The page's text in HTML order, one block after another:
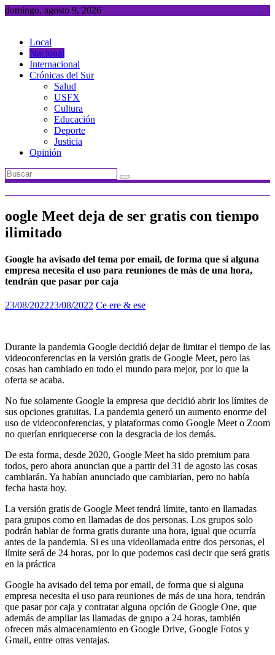
Saltar
domingo, agosto 9, 2026
Local
Nacional
Internacional
Crónicas del Sur
Salud
USFX
Cultura
Educación
Deporte
Justicia
Opinión
oogle Meet deja de ser gratis con tiempo
ilimitado
Google ha avisado del tema por email, de forma que si alguna
empresa necesita el uso para reuniones de más de una hora,
tendrán que pasar por caja
23/08/202223/08/2022 Ce ere & ese
Durante la pandemia Google decidió dejar de limitar el tiempo de las
videoconferencias en la versión gratis de Google Meet, pero las
cosas han cambiado en todo el mundo para mejor, por lo que la
oferta se acaba.
No fue solamente Google la empresa que decidió abrir los límites de
sus opciones gratuitas. La pandemia generó un aumento enorme del
uso de videoconferencias, y plataformas como Google Meet o Zoom
no querían enriquecerse con la desgracia de los demás.
De esta forma, desde 2020, Google Meet ha sido premium para
todos, pero ahora anuncian que a partir del 31 de agosto las cosas
cambiarán. Ya habían anunciado que cambiarían, pero no había
fecha hasta hoy.
La versión gratis de Google Meet tendrá límite, tanto en llamadas
para grupos como en llamadas de dos personas. Los grupos solo
podrán hablar de forma gratis durante una hora, igual que ocurría
antes de la pandemia. Si es una videollamada entre dos personas, el
límite será de 24 horas, por lo que podemos casi decir que será gratis
en la práctica
Google ha avisado del tema por email, de forma que si alguna
empresa necesita el uso para reuniones de más de una hora, tendrán
que pasar por caja y contratar alguna opción de Google One, que
además de ampliar las llamadas de grupo a 24 horas, también
ofrecen más almacenamiento en Google Drive, Google Fotos y
Gmail, entre otras ventajas.